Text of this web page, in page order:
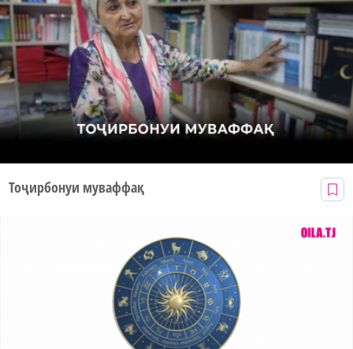
Тоҷирбонуи муваффақ